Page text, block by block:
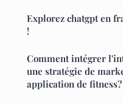
Explorez chatgpt en
!
Comment intégrer
une stratégie de
application de fitness?